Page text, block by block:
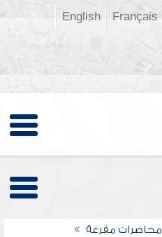
Français
English
محاضرات مفرغة